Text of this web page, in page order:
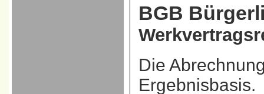
BGB
Die
Ergebnisbasis.